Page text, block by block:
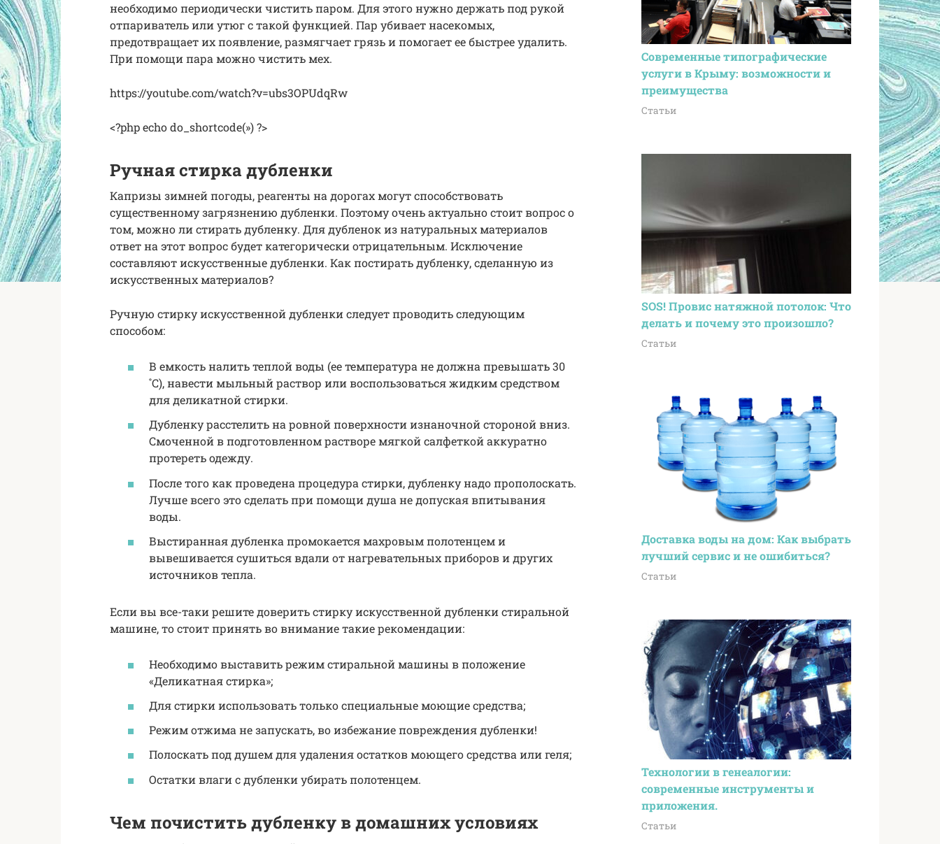
необходимо периодически чистить паром. Для этого нужно держать под рукой
отпариватель или утюг с такой функцией. Пар убивает насекомых,
предотвращает их появление, размягчает грязь и помогает ее быстрее удалить.
При помощи пара можно чистить мех.
https://youtube.com/watch?v=ubs3OPUdqRw
<?php echo do_shortcode(») ?>
Ручная стирка дубленки
Капризы зимней погоды, реагенты на дорогах могут способствовать
существенному загрязнению дубленки. Поэтому очень актуально стоит вопрос о
том, можно ли стирать дубленку. Для дубленок из натуральных материалов
ответ на этот вопрос будет категорически отрицательным. Исключение
составляют искусственные дубленки. Как постирать дубленку, сделанную из
искусственных материалов?
Ручную стирку искусственной дубленки следует проводить следующим
способом:
В емкость налить теплой воды (ее температура не должна превышать 30
˚С), навести мыльный раствор или воспользоваться жидким средством
для деликатной стирки.
Дубленку расстелить на ровной поверхности изнаночной стороной вниз.
Смоченной в подготовленном растворе мягкой салфеткой аккуратно
протереть одежду.
После того как проведена процедура стирки, дубленку надо прополоскать.
Лучше всего это сделать при помощи душа не допуская впитывания
воды.
Выстиранная дубленка промокается махровым полотенцем и
вывешивается сушиться вдали от нагревательных приборов и других
источников тепла.
Если вы все-таки решите доверить стирку искусственной дубленки стиральной
машине, то стоит принять во внимание такие рекомендации:
Необходимо выставить режим стиральной машины в положение
«Деликатная стирка»;
Для стирки использовать только специальные моющие средства;
Режим отжима не запускать, во избежание повреждения дубленки!
Полоскать под душем для удаления остатков моющего средства или геля;
Остатки влаги с дубленки убирать полотенцем.
Чем почистить дубленку в домашних условиях
Современные типографические
услуги в Крыму: возможности и
преимущества
Статьи
SOS! Провис натяжной потолок: Что
делать и почему это произошло?
Статьи
Доставка воды на дом: Как выбрать
лучший сервис и не ошибиться?
Статьи
Технологии в генеалогии:
современные инструменты и
приложения.
Статьи